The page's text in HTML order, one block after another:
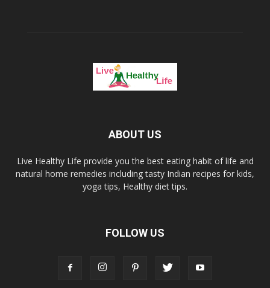
ABOUT US
Live Healthy Life provide you the best eating habit of life and
natural home remedies including tasty Indian recipes for kids,
yoga tips, Healthy diet tips.
FOLLOW US